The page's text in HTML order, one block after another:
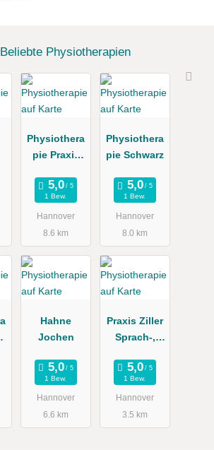
Beliebte Physiotherapien
Physiothera
pie Praxis
1 Bew.
Hannover
8.6 km
Physiothera
pie Schwarz
1 Bew.
Hannover
8.0 km
Hahne
Jochen
1 Bew.
Hannover
6.6 km
Praxis Ziller
Sprach-,
Stimmtherap
ie
Lerntherapie
1 Bew.
Hannover
3.5 km